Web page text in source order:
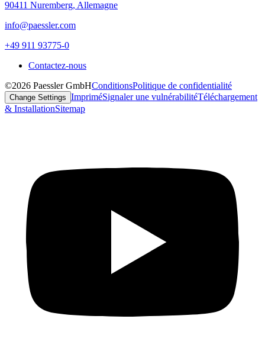
90411 Nuremberg, Allemagne
info@paessler.com
+49 911 93775-0
Contactez-nous
©2026 Paessler GmbHConditionsPolitique de confidentialité
Change Settings ImpriméSignaler une vulnérabilitéTéléchargement
& InstallationSitemap